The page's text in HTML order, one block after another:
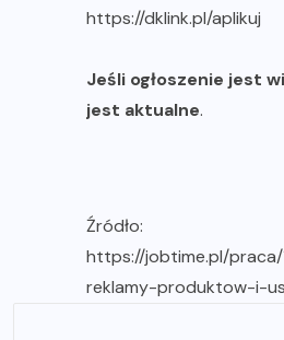
https://dklink.pl/aplikuj
Jeśli ogłoszenie jest
jest aktualne.
Źródło:
https://jobtime.pl/
reklamy-produktow-i-